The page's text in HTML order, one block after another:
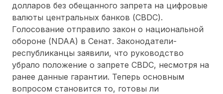
долларов без обещанного запрета на цифровые
валюты центральных банков (CBDC).
Голосование отправило закон о национальной
обороне (NDAA) в Сенат. Законодатели-
республиканцы заявили, что руководство
убрало положение о запрете CBDC, несмотря на
ранее данные гарантии. Теперь основным
вопросом становится то, готовы ли